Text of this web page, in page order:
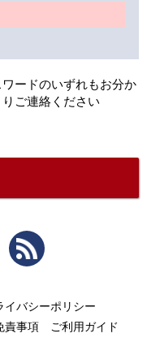
ードのいずれもお分か
りご連絡ください
イバシーポリシー
責事項
ご利用ガイド